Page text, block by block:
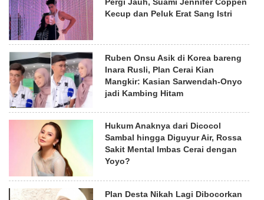
Kecup dan Peluk Erat Sang Istri
Ruben Onsu Asik di Korea bareng
Inara Rusli, Plan Cerai Kian
Mangkir: Kasian Sarwendah-Onyo
jadi Kambing Hitam
Hukum Anaknya dari Dicocol
Sambal hingga Diguyur Air, Rossa
Sakit Mental Imbas Cerai dengan
Yoyo?
Plan Desta Nikah Lagi Dibocorkan